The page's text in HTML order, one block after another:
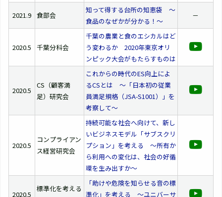
2021.9 食部会
知って得する台所の知恵袋 ～
食品のなぜかが分かる！～
－
2020.5 千葉分科会
千葉の農業と食のエシカルはど
う変わるか 2020年東京オリ
ンピック大会がもたらすものは
2020.5
CS（顧客満
足）研究会
これからの時代のES向上によ
るCSとは ～「日本初の従業
員満足規格（JSA-S1001）」を
考察して～
2020.5
コンプライアン
ス経営研究会
持続可能な社会へ向けて、新し
いビジネスモデル「サブスクリ
プション」を考える ～所有か
ら利用への変化は、社会の好循
環を生み出すか～
2020.5
標準化を考える
「助けや危険を知らせる音の標
準化」を考える ～ユニバーサ